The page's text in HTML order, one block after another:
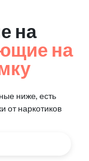
на
на
ниже, есть
от наркотиков